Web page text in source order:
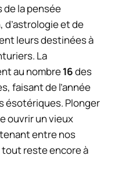
de la pensée
d’astrologie et de
leurs destinées à
La
au nombre16des
faisant de l’année
ésotériques. Plonger
ouvrir un vieux
entre nos
tout reste encore à